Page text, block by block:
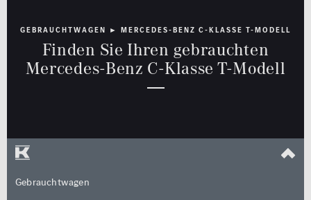
Van / Kleinbus
Schiebedach
Sitzheizung
Navigationssystem
GEBRAUCHTWAGEN ► MERCEDES-BENZ C-KLASSE T-MODELL
Finden Sie Ihren gebrauchten
Mercedes-Benz C-Klasse T-Modell
Gebrauchtwagen